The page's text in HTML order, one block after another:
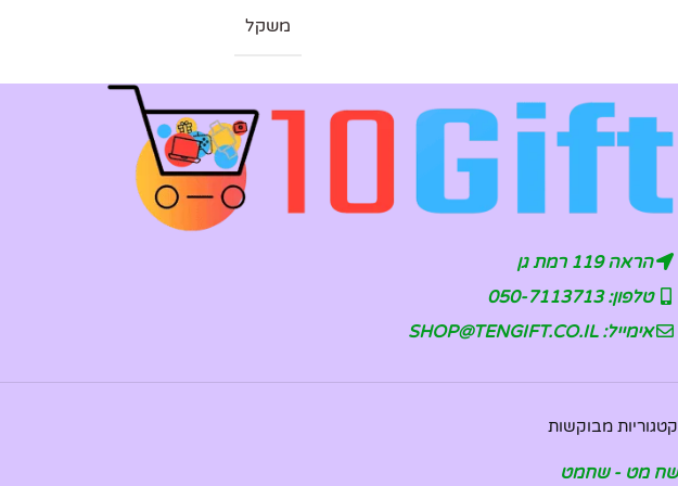
משקל
הראה 119 רמת גן
טלפון: 050-7113713
אימייל: SHOP@TENGIFT.CO.IL
קטגוריות מבוקשות
שח מט - שחמט